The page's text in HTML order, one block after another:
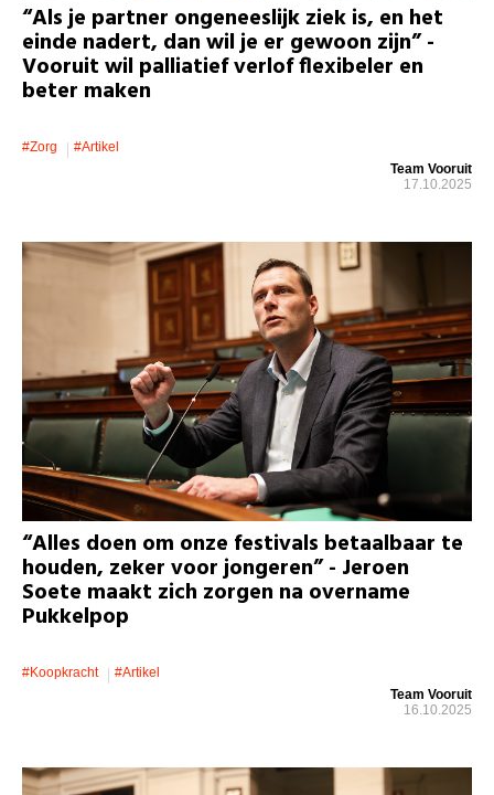
“Als je partner ongeneeslijk ziek is, en het
einde nadert, dan wil je er gewoon zijn” -
Vooruit wil palliatief verlof flexibeler en
beter maken
#zorg
#artikel
Team Vooruit
17.10.2025
“Alles doen om onze festivals betaalbaar te
houden, zeker voor jongeren” - Jeroen
Soete maakt zich zorgen na overname
Pukkelpop
#koopkracht
#artikel
Team Vooruit
16.10.2025